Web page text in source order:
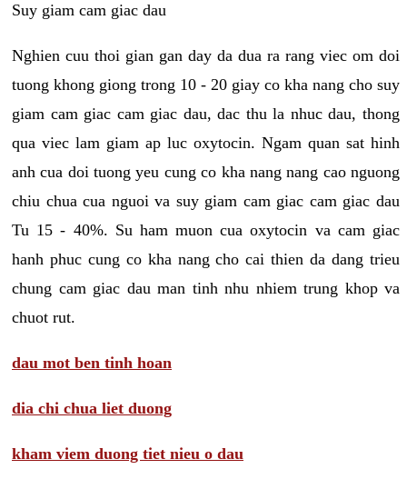
Suy giam cam giac dau
Nghien cuu thoi gian gan day da dua ra rang viec om doi
tuong khong giong trong 10 - 20 giay co kha nang cho suy
giam cam giac cam giac dau, dac thu la nhuc dau, thong
qua viec lam giam ap luc oxytocin. Ngam quan sat hinh
anh cua doi tuong yeu cung co kha nang nang cao nguong
chiu chua cua nguoi va suy giam cam giac cam giac dau
Tu 15 - 40%. Su ham muon cua oxytocin va cam giac
hanh phuc cung co kha nang cho cai thien da dang trieu
chung cam giac dau man tinh nhu nhiem trung khop va
chuot rut.
dau mot ben tinh hoan
dia chi chua liet duong
kham viem duong tiet nieu o dau